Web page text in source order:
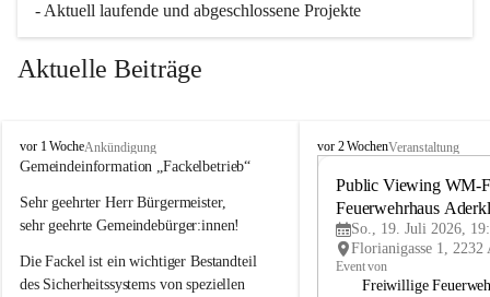
- Aktuell laufende und abgeschlossene Projekte
Aktuelle Beiträge
A
d
r
k
a
a
vor 1 WocheAnkündigung
Gemeindeinformation „Fackelbetrieb“
Sehr geehrter Herr Bürgermeister,
sehr geehrte Gemeindebürger:innen!
Die Fackel ist ein wichtiger Bestandteil
des Sicherheitssystems von speziellen
A
vor 2 WochenVeranstaltung
Public Viewing WM-
Feuerwehrhaus
So., 19. Juli 2026,
Event von
Freiwillige